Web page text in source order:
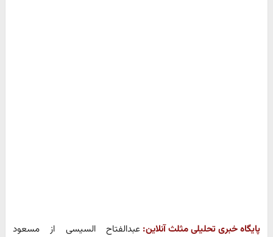
پایگاه خبری تحلیلی مثلث آنلاین: عبدالفتاح السیسی از مسعود